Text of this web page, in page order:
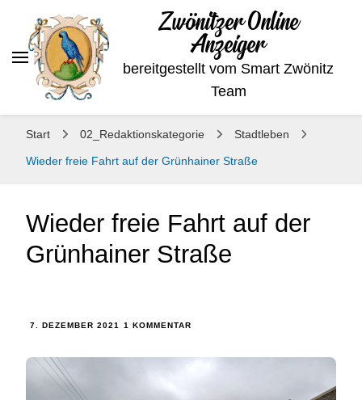
Zwönitzer Online
Anzeiger
bereitgestellt vom Smart Zwönitz
Team
Start 02_Redaktionskategorie Stadtleben
Wieder freie Fahrt auf der Grünhainer Straße
Wieder freie Fahrt auf der
Grünhainer Straße
7. DEZEMBER 2021 1 KOMMENTAR